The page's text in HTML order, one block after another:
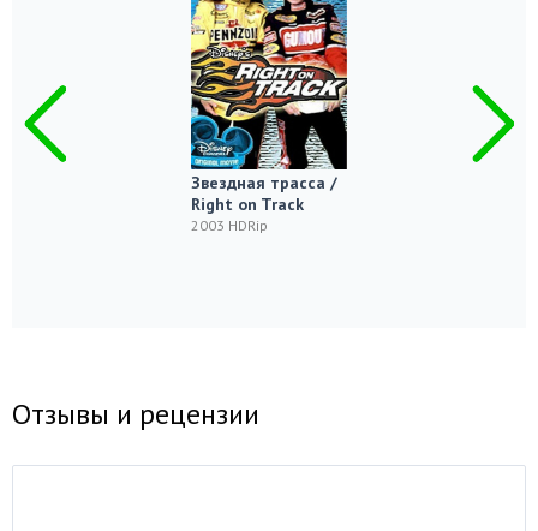
Звездная трасса /
Right on Track
2003 HDRip
Отзывы и рецензии